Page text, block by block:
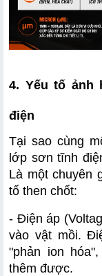
4. Yếu tố ảnh
điện
Tại sao cùng
lớp sơn tĩnh
Là một chuyên
tố then chốt:
- Điện áp
vào vật mồi.
"phản ion
thêm được.